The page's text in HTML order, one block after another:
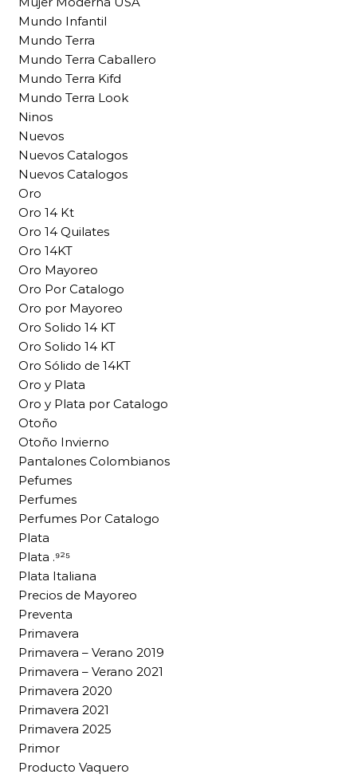
Mundo Infantil
Mundo Terra
Mundo Terra Caballero
Mundo Terra Kifd
Mundo Terra Look
Ninos
Nuevos
Nuevos Catalogos
Nuevos Catalogos
Oro
Oro 14 Kt
Oro 14 Quilates
Oro 14KT
Oro Mayoreo
Oro Por Catalogo
Oro por Mayoreo
Oro Solido 14 KT
Oro Solido 14 KT
Oro Sólido de 14KT
Oro y Plata
Oro y Plata por Catalogo
Otoño
Otoño Invierno
Pantalones Colombianos
Pefumes
Perfumes
Perfumes Por Catalogo
Plata
Plata .⁹²⁵
Plata Italiana
Precios de Mayoreo
Preventa
Primavera
Primavera – Verano 2019
Primavera – Verano 2021
Primavera 2020
Primavera 2021
Primavera 2025
Primor
Producto Vaquero